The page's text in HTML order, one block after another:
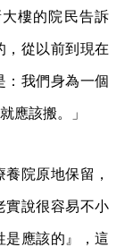
樓的院民告訴
，從以前到現在
：我們身為一個
應該搬。」
院原地保留，
實說很容易不小
是應該的』，這